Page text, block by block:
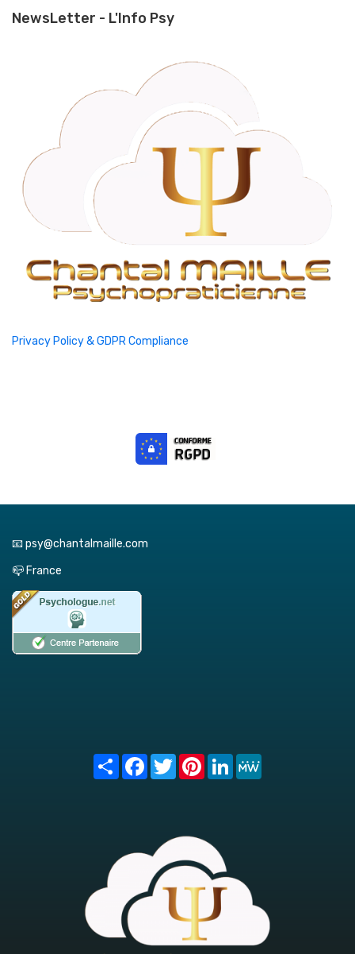
NewsLetter - L'Info Psy
Privacy Policy & GDPR Compliance
📧 psy@chantalmaille.com
📪 France
Share FacebookTwitterPinterest
LinkedIn